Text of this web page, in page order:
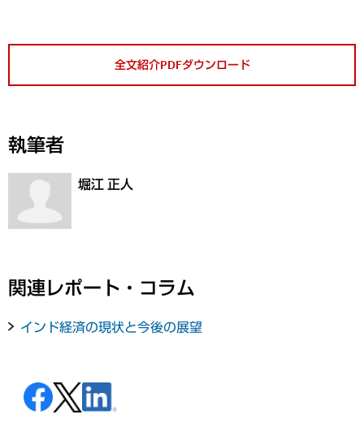
全文紹介PDFダウンロード
執筆者
堀江 正人
関連レポート・コラム
インド経済の現状と今後の展望